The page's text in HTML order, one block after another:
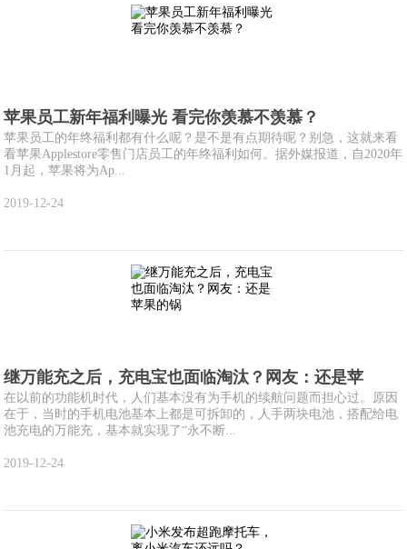
苹果员工新年福利曝光 看完你羡慕不羡慕？
苹果员工的年终福利都有什么呢？是不是有点期待呢？别急，这就来看
看苹果Applestore零售门店员工的年终福利如何。据外媒报道，自2020年
1月起，苹果将为Ap...
2019-12-24
继万能充之后，充电宝也面临淘汰？网友：还是苹
在以前的功能机时代，人们基本没有为手机的续航问题而担心过。原因
在于，当时的手机电池基本上都是可拆卸的，人手两块电池，搭配给电
池充电的万能充，基本就实现了“永不断...
2019-12-24